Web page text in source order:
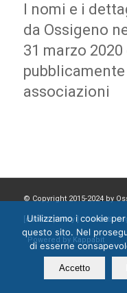
I nomi e i
da Ossigeno
31 marzo
associazioni
© Copyright 2015-2024 by
cookie policy] Contatti:
Powered by Kappabit
Utilizziamo i cookie
questo sito. Nel
di esserne
Accetto